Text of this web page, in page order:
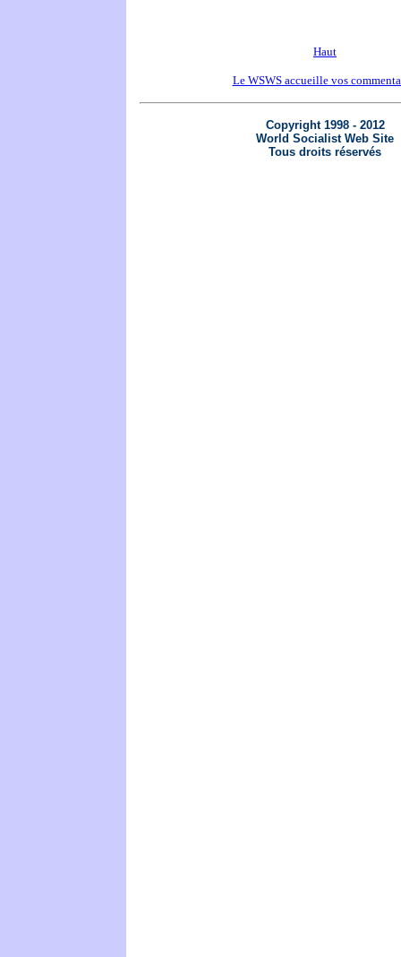
Haut
Le WSWS accueille vos
Copyright 1998 - 2012
World Socialist Web Site
Tous droits réservés